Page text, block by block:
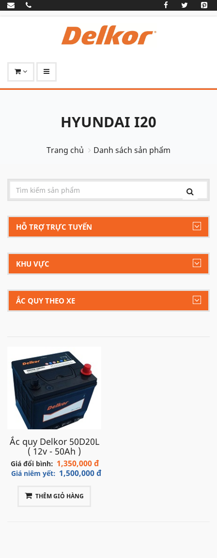
HYUNDAI I20
Trang chủ Danh sách sản phẩm
HỖ TRỢ TRỰC TUYẾN
KHU VỰC
ẮC QUY THEO XE
Ắc quy Delkor 50D20L
( 12v - 50Ah )
Giá đổi bình: 1,350,000 đ
Giá niêm yết: 1,500,000 đ
THÊM GIỎ HÀNG